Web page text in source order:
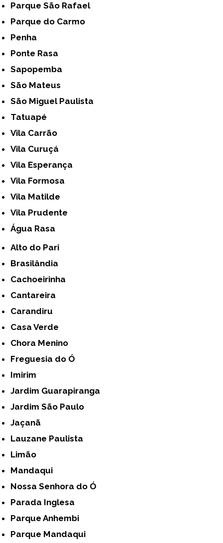
Parque São Rafael
Parque do Carmo
Penha
Ponte Rasa
Sapopemba
São Mateus
São Miguel Paulista
Tatuapé
Vila Carrão
Vila Curuçá
Vila Esperança
Vila Formosa
Vila Matilde
Vila Prudente
Água Rasa
Alto do Pari
Brasilândia
Cachoeirinha
Cantareira
Carandiru
Casa Verde
Chora Menino
Freguesia do Ó
Imirim
Jardim Guarapiranga
Jardim São Paulo
Jaçanã
Lauzane Paulista
Limão
Mandaqui
Nossa Senhora do Ó
Parada Inglesa
Parque Anhembi
Parque Mandaqui